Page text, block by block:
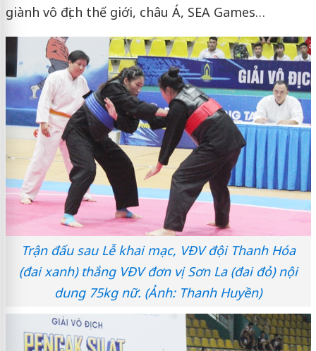
giành vô địch thế giới, châu Á, SEA Games…
Trận đấu sau Lễ khai mạc, VĐV đội Thanh Hóa
(đai xanh) thắng VĐV đơn vị Sơn La (đai đỏ) nội
dung 75kg nữ. (Ảnh: Thanh Huyền)